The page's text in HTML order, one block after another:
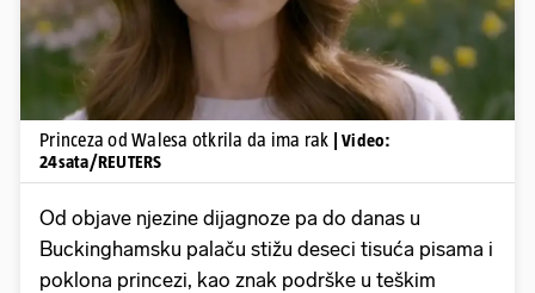
Princeza od Walesa otkrila da ima rak
| Video:
24sata/REUTERS
Od objave njezine dijagnoze pa do danas u
Buckinghamsku palaču stižu deseci tisuća pisama i
poklona princezi, kao znak podrške u teškim